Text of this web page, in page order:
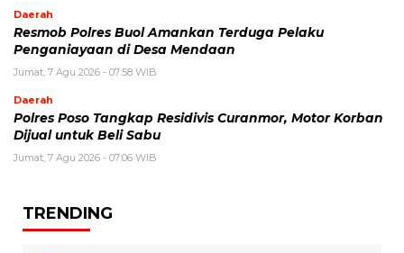
Daerah
Resmob Polres Buol Amankan Terduga Pelaku
Penganiayaan di Desa Mendaan
Jumat, 7 Agu 2026 - 07:58 WIB
Daerah
Polres Poso Tangkap Residivis Curanmor, Motor Korban
Dijual untuk Beli Sabu
Jumat, 7 Agu 2026 - 07:06 WIB
TRENDING